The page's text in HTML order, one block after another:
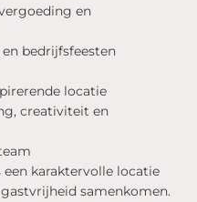
en
bedrijfsfeesten
locatie
creativiteit en
karaktervolle locatie
samenkomen.